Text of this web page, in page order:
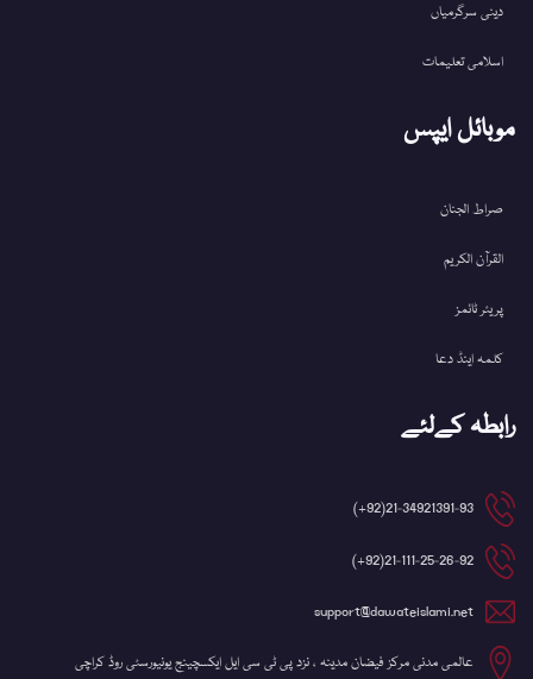
دینی سرگرمیاں
اسلامی تعلیمات
موبائل ایپس
صراط الجنان
القرآن الکریم
پریئر ٹائمز
کلمہ اینڈ دعا
رابطہ کےلئے
21-34921391-93(92+)
21-111-25-26-92(92+)
support@dawateislami.net
عالمی مدنی مرکز فیضان مدینہ ، نزد پی ٹی سی ایل ایکسچینج یونیورسٹی روڈ کراچی